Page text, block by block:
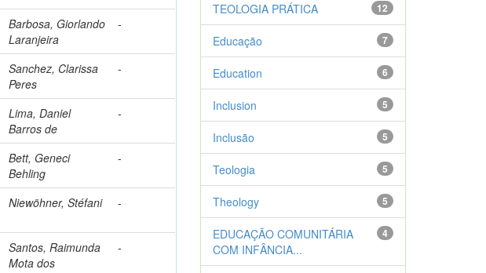
Barbosa, Giorlando
Laranjeira
-
Sanchez, Clarissa
Peres
-
Lima, Daniel
Barros de
-
Bett, Geneci
Behling
-
Niewöhner, Stéfani -
Santos, Raimunda
Mota dos
-
12
TEOLOGIA PRÁTICA
7
Educação
6
Education
5
Inclusion
5
Inclusão
5
Teologia
5
Theology
4
EDUCAÇÃO COMUNITÁRIA
COM INFÂNCIA...